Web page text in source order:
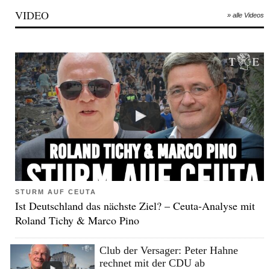
VIDEO » alle Videos
STURM AUF CEUTA
Ist Deutschland das nächste Ziel? – Ceuta-Analyse mit
Roland Tichy & Marco Pino
Club der Versager: Peter Hahne
rechnet mit der CDU ab